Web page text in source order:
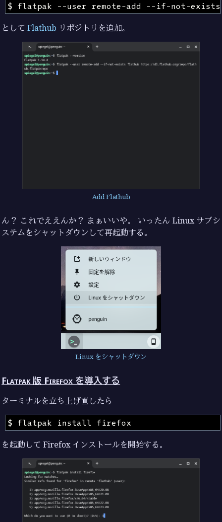
としてFlathub リポジトリを追加。
Add Flathub
ん？ これでええんか？ まぁいいや。 いったん Linux サブシ
ステムをシャットダウンして再起動する。
Linux をシャットダウン
Flatpak 版 Firefox を導入する
ターミナルを立ち上げ直したら
を起動して Firefox インストールを開始する。